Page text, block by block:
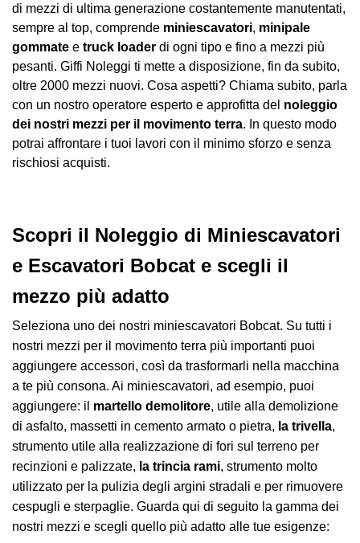
di mezzi di ultima generazione costantemente manutentati,
sempre al top, comprende miniescavatori, minipale
gommate e truck loader di ogni tipo e fino a mezzi più
pesanti. Giffi Noleggi ti mette a disposizione, fin da subito,
oltre 2000 mezzi nuovi. Cosa aspetti? Chiama subito, parla
con un nostro operatore esperto e approfitta del noleggio
dei nostri mezzi per il movimento terra. In questo modo
potrai affrontare i tuoi lavori con il minimo sforzo e senza
rischiosi acquisti.
Scopri il Noleggio di Miniescavatori
e Escavatori Bobcat e scegli il
mezzo più adatto
Seleziona uno dei nostri miniescavatori Bobcat. Su tutti i
nostri mezzi per il movimento terra più importanti puoi
aggiungere accessori, così da trasformarli nella macchina
a te più consona. Ai miniescavatori, ad esempio, puoi
aggiungere: il martello demolitore, utile alla demolizione
di asfalto, massetti in cemento armato o pietra, la trivella,
strumento utile alla realizzazione di fori sul terreno per
recinzioni e palizzate, la trincia rami, strumento molto
utilizzato per la pulizia degli argini stradali e per rimuovere
cespugli e sterpaglie. Guarda qui di seguito la gamma dei
nostri mezzi e scegli quello più adatto alle tue esigenze: